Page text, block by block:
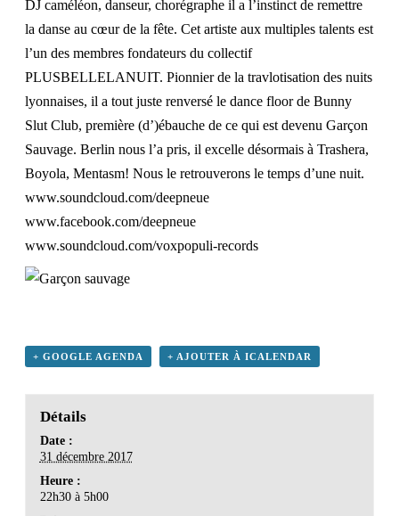
DJ caméléon, danseur, chorégraphe il a l’instinct de remettre
la danse au cœur de la fête. Cet artiste aux multiples talents est
l’un des membres fondateurs du collectif
PLUSBELLELANUIT. Pionnier de la travlotisation des nuits
lyonnaises, il a tout juste renversé le dance floor de Bunny
Slut Club, première (d’)ébauche de ce qui est devenu Garçon
Sauvage. Berlin nous l’a pris, il excelle désormais à Trashera,
Boyola, Mentasm! Nous le retrouverons le temps d’une nuit.
www.soundcloud.com/deepneue
www.facebook.com/deepneue
www.soundcloud.com/voxpopuli-records
+ GOOGLE AGENDA + AJOUTER À ICALENDAR
Détails
Date :
31 décembre 2017
Heure :
22h30 à 5h00